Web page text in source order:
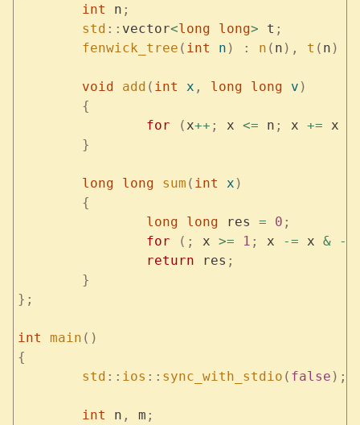
	int
n ;
	std
:: vector<long long> t ;
	fenwick_tree
( int n ) : n ( n ), t ( n )
	void
add ( int x , long long v )
	{
		for
( x++ ; x <= n ; x += x
	}
	long
long sum ( int x )
	{
		long
long res = 0 ;
		for
(; x >= 1 ; x -= x & -
		return
res ;
	}
};
int main ()
{
	std
:: ios :: sync_with_stdio ( false );
	int
n , m ;